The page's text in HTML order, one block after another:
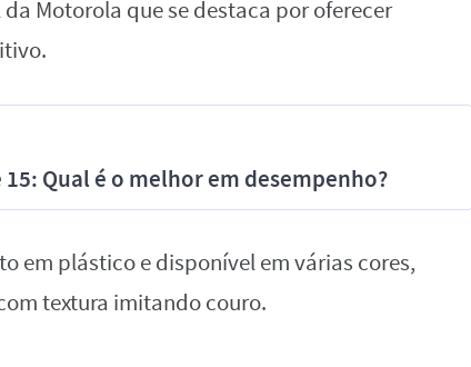
da Motorola que se destaca por oferecer
Qual é o melhor em desempenho?
em plástico e disponível em várias cores,
textura imitando couro.